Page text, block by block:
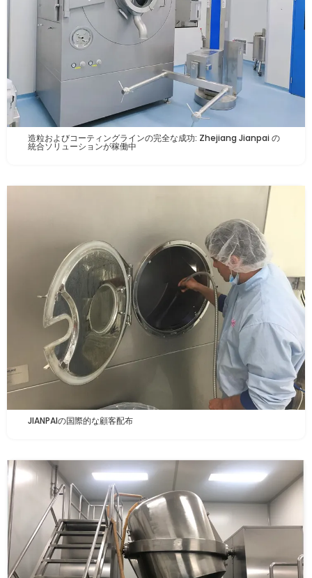
造粒およびコーティングラインの完全な成功: Zhejiang Jianpai の
統合ソリューションが稼働中
JIANPAIの国際的な顧客配布